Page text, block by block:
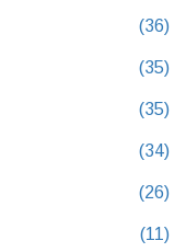
(36)
(35)
(35)
(34)
(26)
(11)